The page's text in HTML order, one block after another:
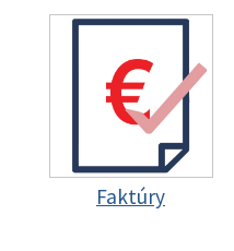
Faktúry